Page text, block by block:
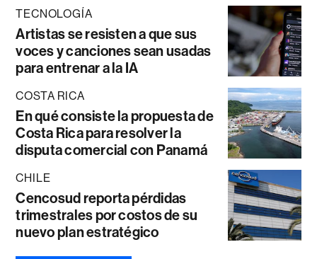
TECNOLOGÍA
Artistas se resisten a que sus
voces y canciones sean usadas
para entrenar a la IA
COSTA RICA
En qué consiste la propuesta de
Costa Rica para resolver la
disputa comercial con Panamá
CHILE
Cencosud reporta pérdidas
trimestrales por costos de su
nuevo plan estratégico